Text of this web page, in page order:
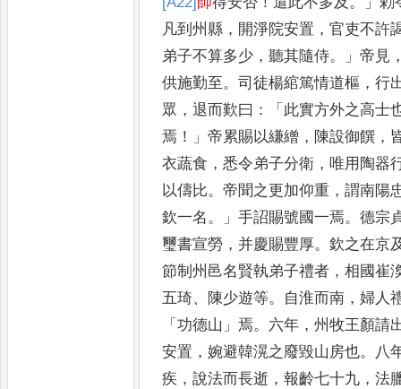
凡到州縣 ， 開淨院安置 ，官吏不許
弟子不算多少 ，聽其隨侍。」帝見
供施勤至。司徒楊綰篤情道樞 ，行
眾 ，退而歎曰 ：「 此實方外之高士
焉 ！」帝累賜以縑繒 ， 陳設御饌 ，
衣蔬食 ，悉令弟子分衛 ，唯用陶器
以儔比。帝聞之更加仰重 ，謂南陽
欽一名。」手詔賜號國一焉。德宗
璽書宣勞 ， 并慶賜豐厚。欽之在京
節制州 邑名賢執弟子禮者 ，相國崔
五琦、 陳少遊等。 自淮而南 ，婦人
「功德山 」焉。 六年 ，州牧王顏請
安置 ，婉避韓滉之廢毀山房也。
八
疾 ，說法而長逝 ，報齡七十九 ，法